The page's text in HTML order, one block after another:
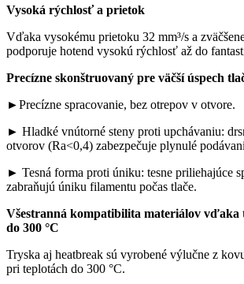
Vysoká rýchlosť a prietok
Vďaka vysokému prietoku 32 mm³/s a
podporuje hotend vysokú rýchlosť až do
Precízne skonštruovaný pre väčší úspech
►Precízne spracovanie, bez otrepov v otvore.
► Hladké vnútorné steny proti upchávaniu:
otvorov (Ra<0,4) zabezpečuje plynulé
► Tesná forma proti úniku: tesne priliehajúce
zabraňujú úniku filamentu počas tlače.
Všestranná kompatibilita materiálov vďaka
do 300 °C
Tryska aj heatbreak sú vyrobené výlučne z
pri teplotách do 300 °C.